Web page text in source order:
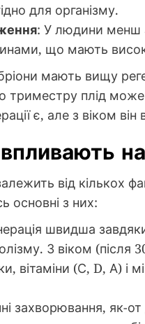
для організму.
: У людини менш
що мають
мають вищу
триместру плід
є, але з віком він
від кількох
основні з них:
швидша
З віком (після
вітаміни (С, D, А) і
захворювання, як-